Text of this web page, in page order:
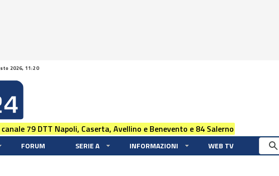
2026, 11:20
79 DTT Napoli, Caserta, Avellino e Benevento e 84 Salerno
FORUM SERIE A INFORMAZIONI WEB TV